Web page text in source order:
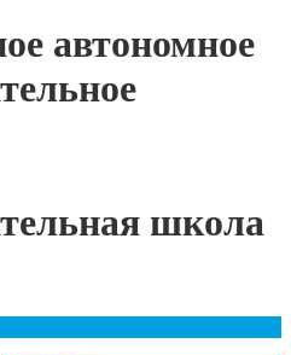
автономное
школа